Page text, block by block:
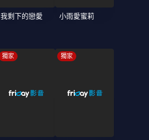
我剩下的戀愛 小雨愛蜜莉
獨家 獨家